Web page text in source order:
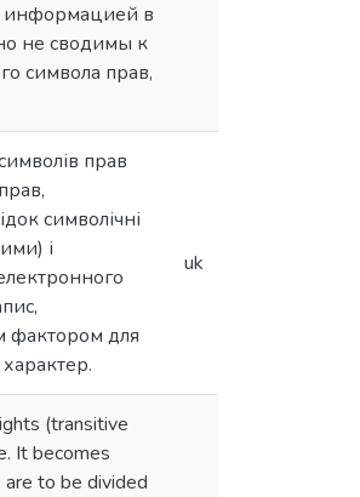
информацией в
не сводимы к
символа прав,
прав
символічні
і
фактором для
uk
(transitive
It becomes
to be divided